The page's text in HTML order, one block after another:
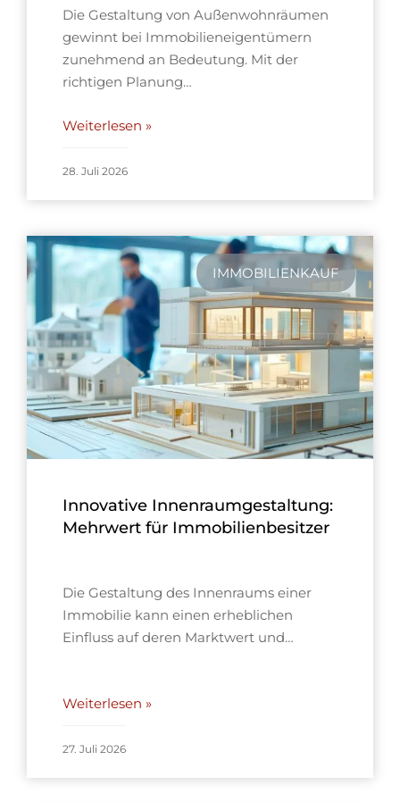
Die Gestaltung von Außenwohnräumen
gewinnt bei Immobilieneigentümern
zunehmend an Bedeutung. Mit der
richtigen Planung…
Weiterlesen »
28. Juli 2026
IMMOBILIENKAUF
Innovative Innenraumgestaltung:
Mehrwert für Immobilienbesitzer
Die Gestaltung des Innenraums einer
Immobilie kann einen erheblichen
Einfluss auf deren Marktwert und…
Weiterlesen »
27. Juli 2026